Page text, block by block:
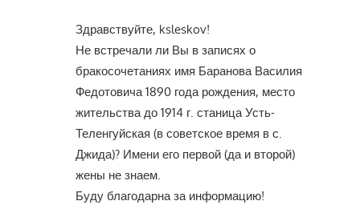
Здравствуйте, ksleskov!
Не встречали ли Вы в записях о
бракосочетаниях имя Баранова Василия
Федотовича 1890 года рождения, место
жительства до 1914 г. станица Усть-
Теленгуйская (в советское время в с.
Джида)? Имени его первой (да и второй)
жены не знаем.
Буду благодарна за информацию!